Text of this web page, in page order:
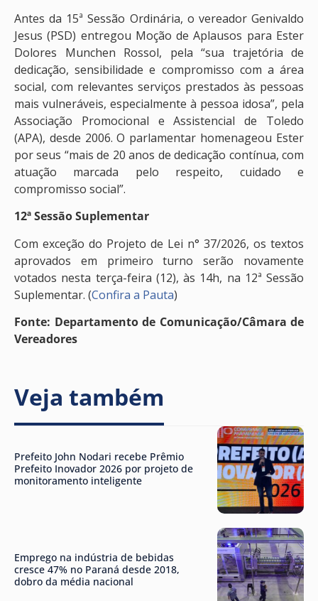
Antes da 15ª Sessão Ordinária, o vereador Genivaldo
Jesus (PSD) entregou Moção de Aplausos para Ester
Dolores Munchen Rossol, pela “sua trajetória de
dedicação, sensibilidade e compromisso com a área
social, com relevantes serviços prestados às pessoas
mais vulneráveis, especialmente à pessoa idosa”, pela
Associação Promocional e Assistencial de Toledo
(APA), desde 2006. O parlamentar homenageou Ester
por seus “mais de 20 anos de dedicação contínua, com
atuação marcada pelo respeito, cuidado e
compromisso social”.
12ª Sessão Suplementar
Com exceção do Projeto de Lei n° 37/2026, os textos
aprovados em primeiro turno serão novamente
votados nesta terça-feira (12), às 14h, na 12ª Sessão
Suplementar. (Confira a Pauta)
Fonte: Departamento de Comunicação/Câmara de
Vereadores
Veja também
Prefeito John Nodari recebe Prêmio
Prefeito Inovador 2026 por projeto de
monitoramento inteligente
Emprego na indústria de bebidas
cresce 47% no Paraná desde 2018,
dobro da média nacional